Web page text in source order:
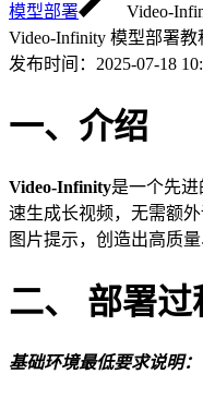
模型部署
Video-
Video-Infinity 模型部署教
发布时间： 2025-07-18
一、介绍
Video-Infinity是一个先
速生成长视频，无需额
图片提示，创造出高质
二、 部署过
基础环境最低要求说明：